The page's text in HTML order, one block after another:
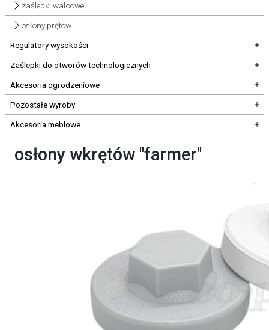
zaślepki walcowe
osłony prętów
Regulatory wysokości
Zaślepki do otworów technologicznych
Akcesoria ogrodzeniowe
Pozostałe wyroby
Akcesoria meblowe
osłony wkrętów "farmer"